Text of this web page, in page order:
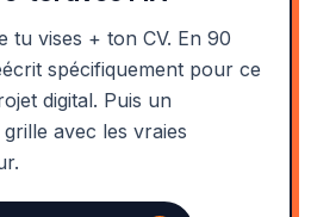
tu vises + ton CV. En 90
spécifiquement pour ce
digital. Puis un
avec les vraies